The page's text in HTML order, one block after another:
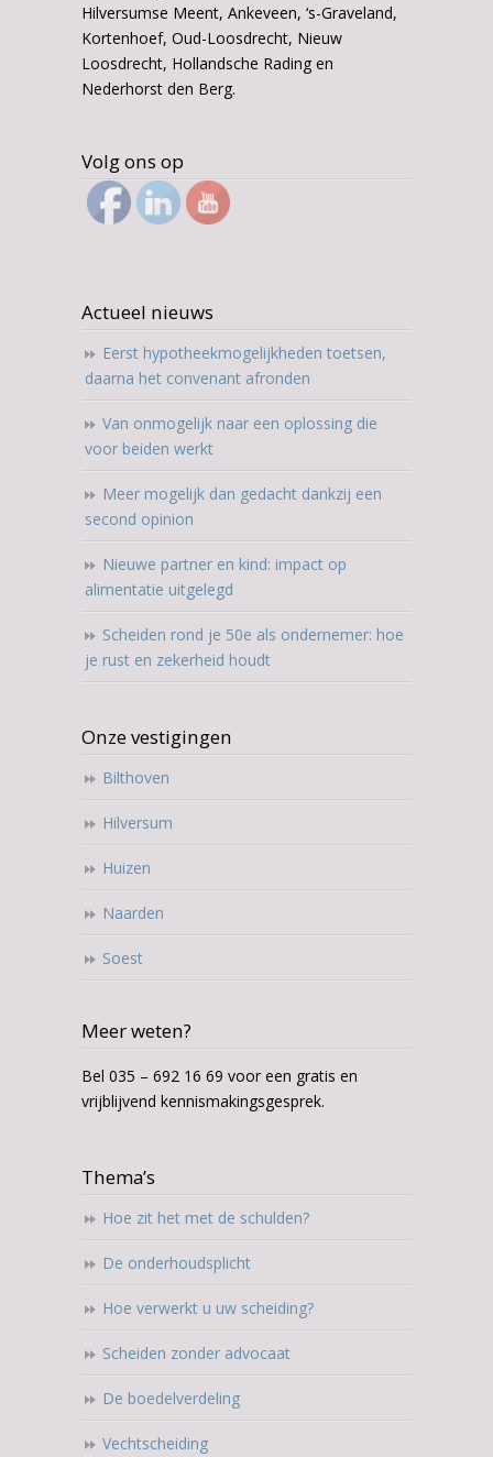
Hilversumse Meent, Ankeveen, ‘s-Graveland,
Kortenhoef, Oud-Loosdrecht, Nieuw
Loosdrecht, Hollandsche Rading en
Nederhorst den Berg.
Volg ons op
Actueel nieuws
Eerst hypotheekmogelijkheden toetsen,
daarna het convenant afronden
Van onmogelijk naar een oplossing die
voor beiden werkt
Meer mogelijk dan gedacht dankzij een
second opinion
Nieuwe partner en kind: impact op
alimentatie uitgelegd
Scheiden rond je 50e als ondernemer: hoe
je rust en zekerheid houdt
Onze vestigingen
Bilthoven
Hilversum
Huizen
Naarden
Soest
Meer weten?
Bel 035 – 692 16 69 voor een gratis en
vrijblijvend kennismakingsgesprek.
Thema’s
Hoe zit het met de schulden?
De onderhoudsplicht
Hoe verwerkt u uw scheiding?
Scheiden zonder advocaat
De boedelverdeling
Vechtscheiding